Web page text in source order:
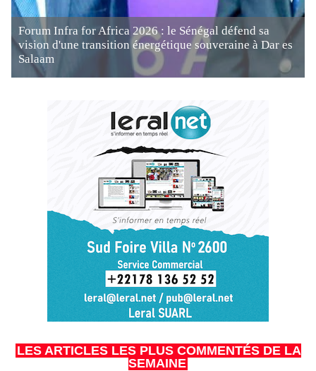
Forum Infra for Africa 2026 : le Sénégal défend sa
vision d'une transition énergétique souveraine à Dar es
Salaam
LES ARTICLES LES PLUS COMMENTÉS DE LA
SEMAINE